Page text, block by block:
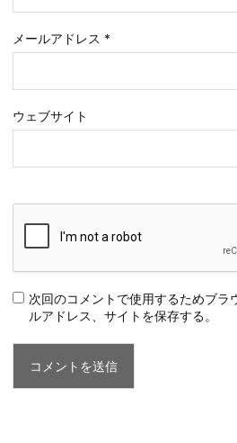
メールアドレス *
ウェブサイト
次回のコメントで使用するためブラ
ルアドレス、サイトを保存する。